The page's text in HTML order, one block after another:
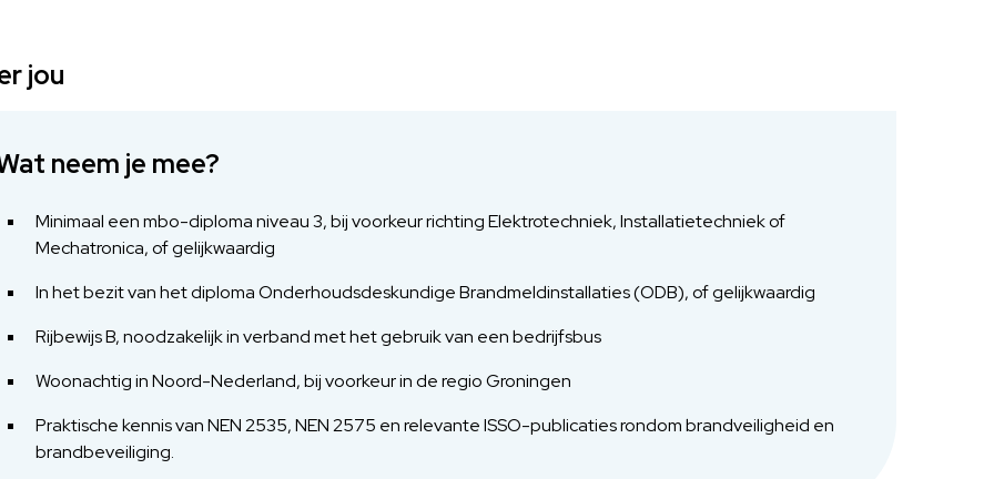
jou
neem je mee?
Minimaal een mbo-diploma niveau 3, bij voorkeur richting Elektrotechniek, Installatietechniek of
Mechatronica, of gelijkwaardig
In het bezit van het diploma Onderhoudsdeskundige Brandmeldinstallaties (ODB), of gelijkwaardig
Rijbewijs B, noodzakelijk in verband met het gebruik van een bedrijfsbus
Woonachtig in Noord-Nederland, bij voorkeur in de regio Groningen
Praktische kennis van NEN 2535, NEN 2575 en relevante ISSO-publicaties rondom brandveiligheid en
brandbeveiliging.